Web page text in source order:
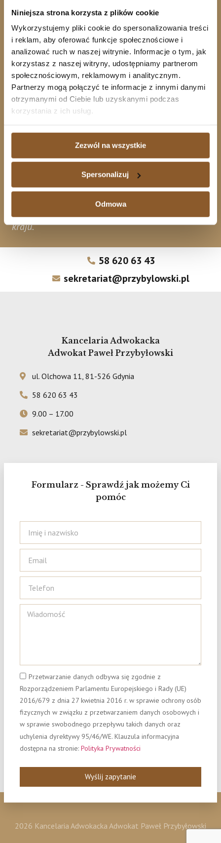
Niniejsza strona korzysta z plików cookie
Wykorzystujemy pliki cookie do spersonalizowania treści
i reklam, aby oferować funkcje społecznościowe i
analizować ruch w naszej witrynie. Informacje o tym, jak
korzystasz z naszej witryny, udostępniamy partnerom
społecznościowym, reklamowym i analitycznym.
Partnerzy mogą połączyć te informacje z innymi danymi
otrzymanymi od Ciebie lub uzyskanymi podczas
korzystania z ich usług.
Zezwól na wszystkie
Spersonalizuj
Odmowa
Naprawdę warto zawalczyć o swoje prawa,
zwłaszcza, jeśli spłata kredytu
waloryzowanego do waluty jest dużym
obciążeniem, a także wtedy, gdy istnieje
działa na terenie Trójmiasta, ale zajmujemy
się również sprawami kredytów
waloryzowanych do walut udzielonych
kredytobiorcom także w innych częściach
kraju.
58 620 63 43
sekretariat@przybylowski.pl
Kancelaria Adwokacka
Adwokat Paweł Przybyłowski
ul. Olchowa 11, 81-526 Gdynia
58 620 63 43
9.00 – 17.00
sekretariat@przybylowski.pl
Formularz - Sprawdź jak możemy Ci
pomóc
Przetwarzanie danych odbywa się zgodnie z
Rozporządzeniem Parlamentu Europejskiego i Rady (UE)
2016/679 z dnia 27 kwietnia 2016 r. w sprawie ochrony osób
fizycznych w związku z przetwarzaniem danych osobowych i
w sprawie swobodnego przepływu takich danych oraz
uchylenia dyrektywy 95/46/WE. Klauzula informacyjna
dostępna na stronie: Polityka Prywatności
Wyślij zapytanie
2026 Kancelaria Adwokacka Adwokat Paweł Przybyłowski